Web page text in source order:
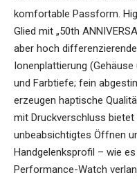
komfortable Passform.
Glied mit „50th
aber hoch
Ionenplattierung
und Farbtiefe; fein
erzeugen haptische
mit Druckverschluss
unbeabsichtigtes Öffnen
Handgelenksprofil – wie
Performance-Watch